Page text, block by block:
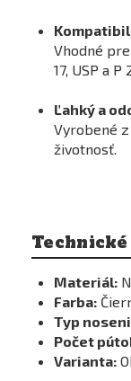
Vhodné
17, USP a P
Ľahký a
Vyrobené
životnosť.
Materiál:
Farba:
Typ
Počet
Varianta: